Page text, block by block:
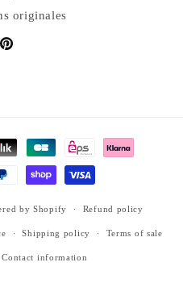
originales
Pinterest
by Shopify Refund policy
Shipping policy Terms of sale
Contact information